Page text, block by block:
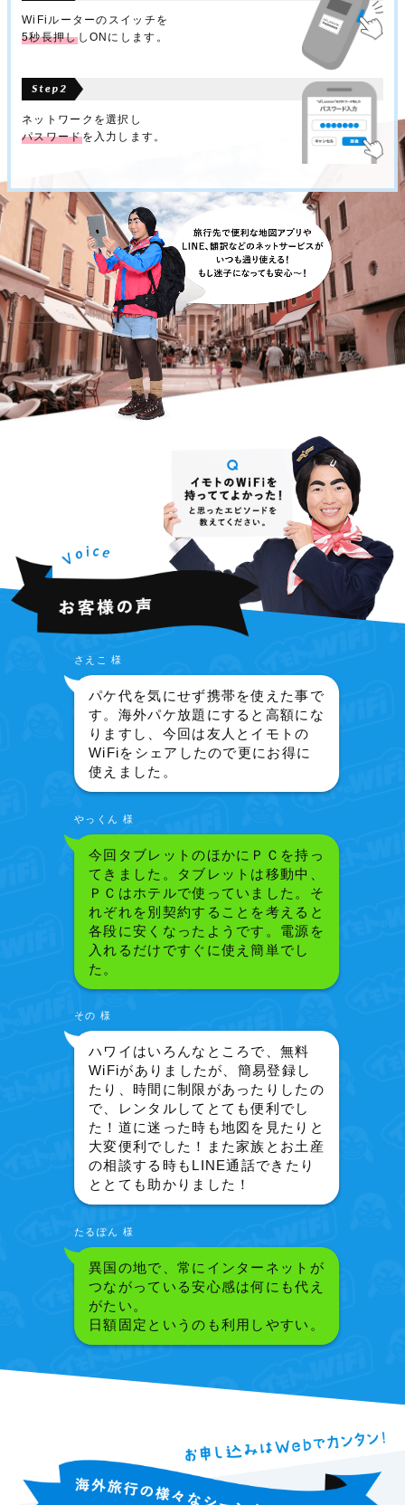
WiFiルーターのスイッチを
5秒長押ししONにします。
ネットワークを選択し
パスワードを入力します。
さえこ 様
パケ代を気にせず携帯を使えた事で
す。海外パケ放題にすると高額にな
りますし、今回は友人とイモトの
WiFiをシェアしたので更にお得に
使えました。
やっくん 様
今回タブレットのほかにＰＣを持っ
てきました。タブレットは移動中、
ＰＣはホテルで使っていました。そ
れぞれを別契約することを考えると
各段に安くなったようです。電源を
入れるだけですぐに使え簡単でし
た。
その 様
ハワイはいろんなところで、無料
WiFiがありましたが、簡易登録し
たり、時間に制限があったりしたの
で、レンタルしてとても便利でし
た！道に迷った時も地図を見たりと
大変便利でした！また家族とお土産
の相談する時もLINE通話できたり
ととても助かりました！
たるぽん 様
異国の地で、常にインターネットが
つながっている安心感は何にも代え
がたい。
日額固定というのも利用しやすい。